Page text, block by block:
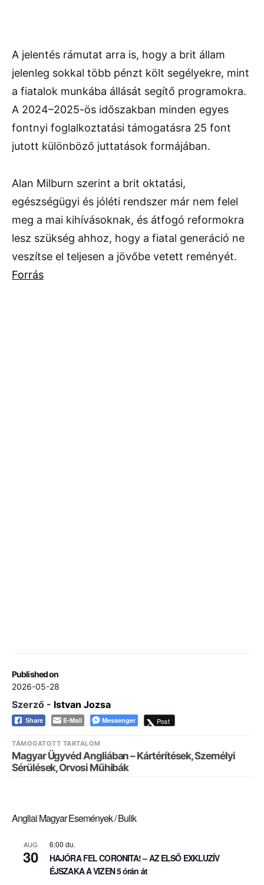
Published on
2026-05-28
A jelentés rámutat arra is, hogy a brit állam
jelenleg sokkal több pénzt költ segélyekre, mint
a fiatalok munkába állását segítő programokra.
A 2024–2025-ös időszakban minden egyes
fontnyi foglalkoztatási támogatásra 25 font
jutott különböző juttatások formájában.
Alan Milburn szerint a brit oktatási,
egészségügyi és jóléti rendszer már nem felel
meg a mai kihívásoknak, és átfogó reformokra
lesz szükség ahhoz, hogy a fiatal generáció ne
veszítse el teljesen a jövőbe vetett reményét.
Forrás
Szerző - Istvan Jozsa
Share E-Mail Messenger Post
TÁMOGATOTT TARTALOM
Magyar Ügyvéd Angliában – Kártérítések, Személyi
Sérülések, Orvosi Műhibák
Angliai Magyar Események / Bulik
AUG
30
6:00 du.
HAJÓRA FEL CORONITA! – AZ ELSŐ EXKLUZÍV
ÉJSZAKA A VIZEN 5 órán át